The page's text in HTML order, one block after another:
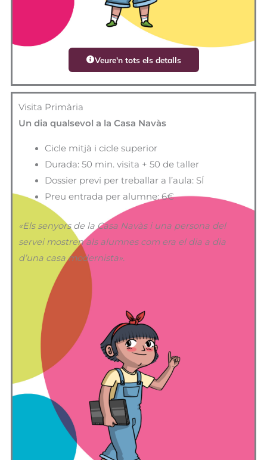
Veure'n tots els detalls
Visita Primària
Un dia qualsevol a la Casa Navàs
Cicle mitjà i cicle superior
Durada: 50 min. visita + 50 de taller
Dossier previ per treballar a l’aula: SÍ
Preu entrada per alumne: 6€
«Els senyors de la Casa Navàs i una persona del
servei mostren als alumnes com era el dia a dia
d’una casa modernista».